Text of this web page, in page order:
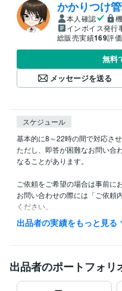
かかりつけ
本人確認
インボイス発行
総販売実績169評価
無料
メッセージを送る
スケジュール
基本的に8～22時の間で対応させ
ただし、即答が困難なお問い合
なることがあります。
ご依頼をご希望の場合は事前に
お問い合わせの際には「ご依頼
ください。
「見積り・カスタマイズの相談
見積もりを出すためには最初に
質問をさせていただき詳細を確
す。
出品者の実績をもっと見る
出品者のポートフォリ